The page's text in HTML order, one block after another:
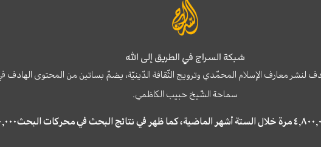
شبكة السراج في الطريق إلى الله
لنشر معارف الإسلام المحمّدي وترويج الثّقافة الدّينيّة، يضمّ بساتين من المحتوى
سماحة الشّيخ حبيب الكاظمي.